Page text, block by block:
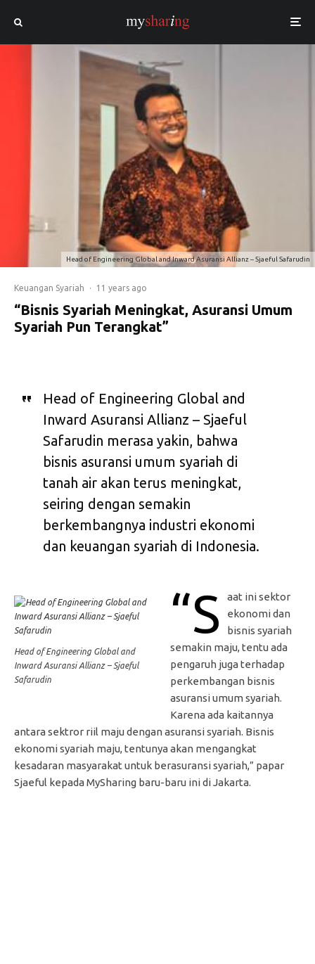
Head of Engineering Global and Inward Asuransi Allianz – Sjaeful Safarudin
Keuangan Syariah · 11 years ago
“Bisnis Syariah Meningkat, Asuransi Umum
Syariah Pun Terangkat”
Head of Engineering Global and
Inward Asuransi Allianz – Sjaeful
Safarudin merasa yakin, bahwa
bisnis asuransi umum syariah di
tanah air akan terus meningkat,
seiring dengan semakin
berkembangnya industri ekonomi
dan keuangan syariah di Indonesia.
Head of Engineering Global and
Inward Asuransi Allianz – Sjaeful
Safarudin
“S
aat ini sektor
ekonomi dan
bisnis syariah
semakin maju, tentu ada
pengaruh juga terhadap
perkembangan bisnis
asuransi umum syariah.
Karena ada kaitannya
antara sektror riil maju dengan asuransi syariah. Bisnis
ekonomi syariah maju, tentunya akan mengangkat
kesadaran masyarakat untuk berasuransi syariah,” papar
Sjaeful kepada MySharing baru-baru ini di Jakarta.